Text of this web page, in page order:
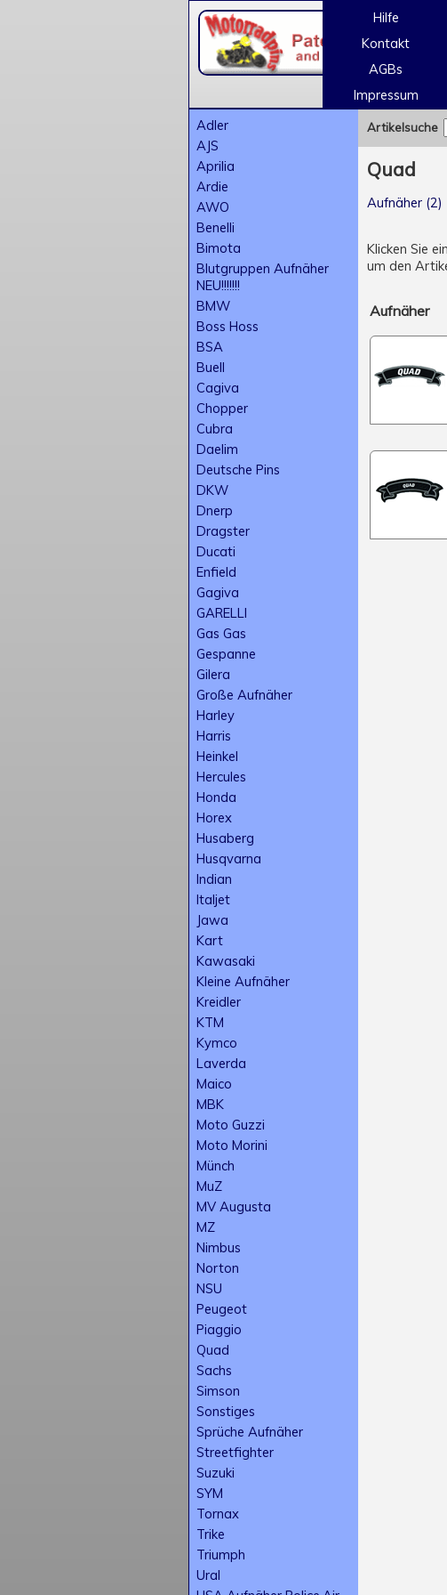
Hilfe
Kontakt
AGBs
Impressum
Adler
AJS
Aprilia
Ardie
AWO
Benelli
Bimota
Blutgruppen Aufnäher
NEU!!!!!!!
BMW
Boss Hoss
BSA
Buell
Cagiva
Chopper
Cubra
Daelim
Deutsche Pins
DKW
Dnerp
Dragster
Ducati
Enfield
Gagiva
GARELLI
Gas Gas
Gespanne
Gilera
Große Aufnäher
Harley
Harris
Heinkel
Hercules
Honda
Horex
Husaberg
Husqvarna
Indian
Italjet
Jawa
Kart
Kawasaki
Kleine Aufnäher
Kreidler
KTM
Kymco
Laverda
Maico
MBK
Moto Guzzi
Moto Morini
Münch
MuZ
MV Augusta
MZ
Nimbus
Norton
NSU
Peugeot
Piaggio
Quad
Sachs
Simson
Sonstiges
Sprüche Aufnäher
Streetfighter
Suzuki
SYM
Tornax
Trike
Triumph
Ural
Artikelsuche
Quad
Aufnäher (2)
Klicken Sie
um den
Aufnäher